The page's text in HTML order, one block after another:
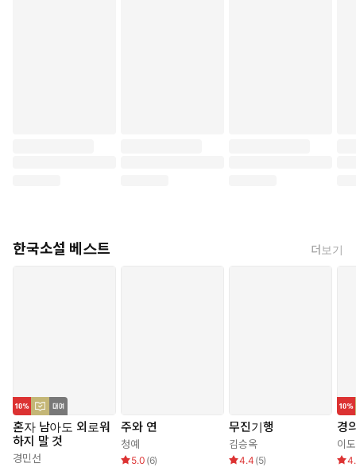
한국소설 베스트 더보기
혼자 남아도 외로워
하지 말 것
경민선
주와 연
청예
5.0 (6)
무진기행
김승옥
4.4 (5)
경
이